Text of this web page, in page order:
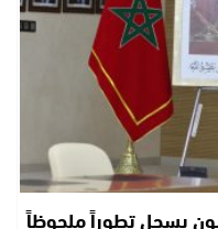
يسجل تطوراً ملحوظاً